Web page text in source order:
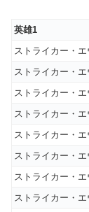
英雄1
ストライカー・エ
ストライカー・エ
ストライカー・エ
ストライカー・エ
ストライカー・エ
ストライカー・エ
ストライカー・エ
ストライカー・エ